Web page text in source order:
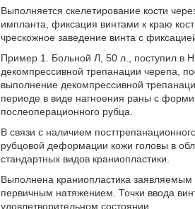
Выполняется скелетирование кости
импланта, фиксация винтами к краю
чрескожное заведение винта с
Пример 1. Больной Л, 50 л., поступил в
декомпрессивной трепанации черепа,
выполнение декомпрессивной
периоде в виде нагноения раны с
послеоперационного рубца.
В связи с наличием
рубцовой деформации кожи головы в
стандартных видов краниопластики.
Выполнена краниопластика
первичным натяжением. Точки ввода
удовлетворительном состоянии.